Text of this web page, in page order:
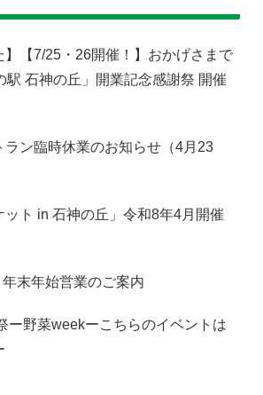
】【7/25・26開催！】おかげさまで
駅 石神の丘」開業記念感謝祭 開催
ラン臨時休業のお知らせ（4月23
ット in 石神の丘」令和8年4月開催
年末年始営業のご案内
ー野菜weekーこちらのイベントは